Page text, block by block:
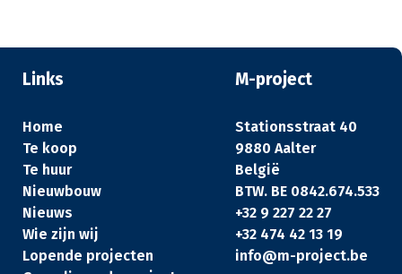
Links
Home
Te koop
Te huur
Nieuwbouw
Nieuws
Wie zijn wij
Lopende projecten
M-project
Stationsstraat 40
9880 Aalter
België
BTW. BE 0842.674.533
+32 9 227 22 27
+32 474 42 13 19
info@m-project.be